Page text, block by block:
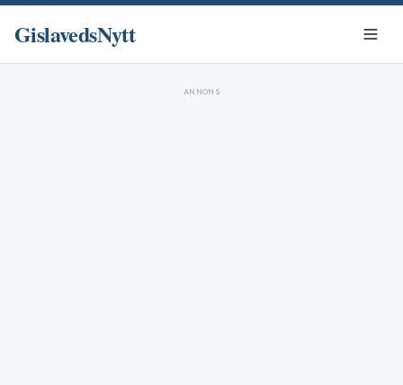
GislavedsNytt
ANNONS